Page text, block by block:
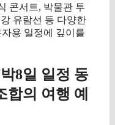
콘서트, 박물관 투
유람선 등 다양한
용 일정에 깊이를
8일 일정 동
합의 여행 예